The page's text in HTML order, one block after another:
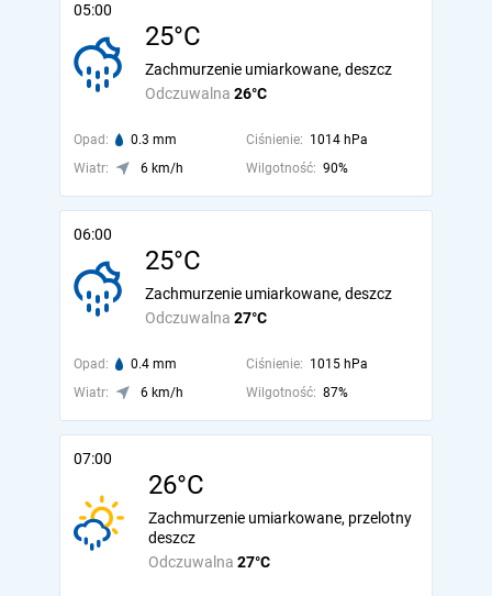
05:00
25°C
Odczuwalna 26°C
Zachmurzenie umiarkowane, deszcz
Opad: 0.3 mm Ciśnienie: 1014 hPa
Wiatr:
6 km/h Wilgotność: 90%
06:00
25°C
Odczuwalna 27°C
Zachmurzenie umiarkowane, deszcz
Opad: 0.4 mm Ciśnienie: 1015 hPa
Wiatr:
6 km/h Wilgotność: 87%
07:00
26°C
Odczuwalna 27°C
Zachmurzenie umiarkowane, przelotny
deszcz